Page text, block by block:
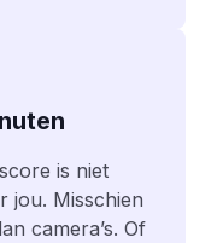
is niet
jou. Misschien
camera’s. Of